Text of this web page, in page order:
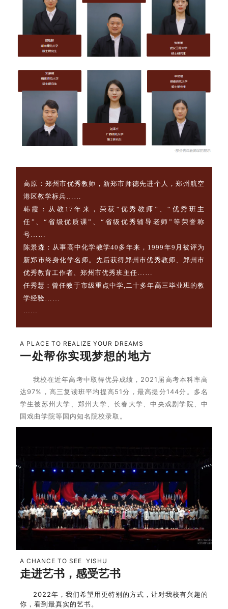
高原： 郑州市优秀教师，新郑市师德先进个人，郑州航空
港区教学标兵… …
韩霞：从教17年来，荣获“优秀教师”、“优秀班主
任”、“省级优质课”、“省级优秀辅导老师”等荣誉称
号… …
陈景森：从事高中化学教学40多年来，1999年9月被评为
新郑市终身化学名师。先后获得郑州市优秀教师、郑州市
优秀教育工作者、郑州市优秀班主任… …
任秀慧：曾任教于市级重点中学,二十多年高三毕业班的教
学经验… …
……
A PLACE TO REALIZE YOUR DREAMS
一处帮你实现梦想的地方
我校在近年高考中取得优异成绩， 2021届高考本科率高
达97%， 高三复读班平均提高51分，最高提分144分。 多名
学生被苏州大学、郑州大学、长春大学、中央戏剧学院、中
国戏曲学院等国内知名院校录取。
A CHANCE TO SEE YISHU
走进艺书， 感受艺书
2022年，我们希望用更特别的方式，让对我校有兴趣的
你，看到最真实的艺书。